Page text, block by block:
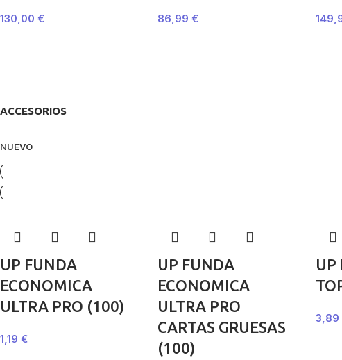
130,00 € 86,99 €
ACCESORIOS
NUEVO
UP FUNDA
ECONOMICA
ULTRA PRO (100)
1,19 €
UP FUNDA
ECONOMICA
ULTRA PRO
CARTAS GRUESAS
(100)
UP
3,89